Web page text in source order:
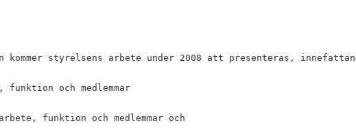
kommer styrelsens arbete under 2008 att presenteras,
och medlemmar
funktion och medlemmar och